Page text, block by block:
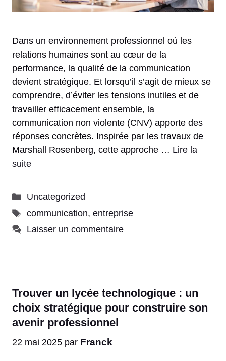
Dans un environnement professionnel où les
relations humaines sont au cœur de la
performance, la qualité de la communication
devient stratégique. Et lorsqu’il s’agit de mieux se
comprendre, d’éviter les tensions inutiles et de
travailler efficacement ensemble, la
communication non violente (CNV) apporte des
réponses concrètes. Inspirée par les travaux de
Marshall Rosenberg, cette approche … Lire la
suite
Catégories
Uncategorized
Étiquettes
communication, entreprise
Laisser un commentaire
Trouver un lycée technologique : un
choix stratégique pour construire son
avenir professionnel
22 mai 2025 par Franck